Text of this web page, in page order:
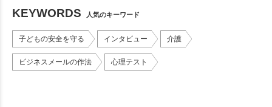
KEYWORDS 人気のキーワード
子どもの安全を守る インタビュー 介護
ビジネスメールの作法 心理テスト